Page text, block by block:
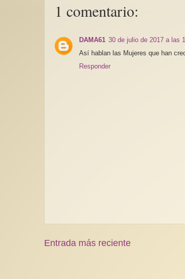
1 comentario:
DAMA61 30 de julio de 2017 a las
Así hablan las Mujeres que han
Responder
Entrada más reciente